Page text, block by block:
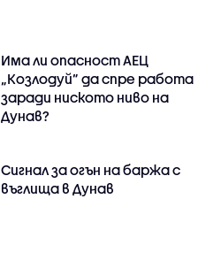
Има ли опасност АЕЦ
„Козлодуй” да спре работа
заради ниското ниво на
Дунав?
Сигнал за огън на баржа с
въглища в Дунав